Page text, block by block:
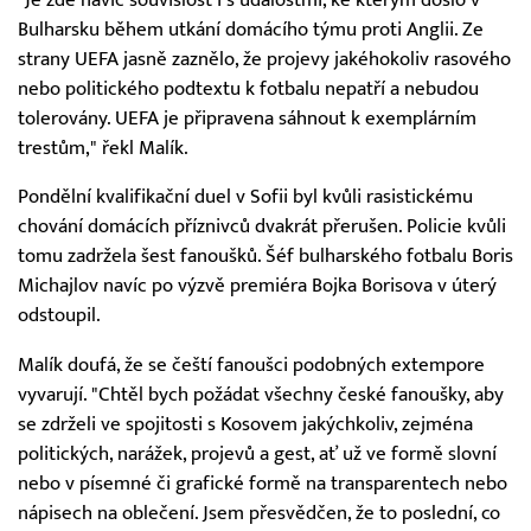
Bulharsku během utkání domácího týmu proti Anglii. Ze
strany UEFA jasně zaznělo, že projevy jakéhokoliv rasového
nebo politického podtextu k fotbalu nepatří a nebudou
tolerovány. UEFA je připravena sáhnout k exemplárním
trestům," řekl Malík.
Pondělní kvalifikační duel v Sofii byl kvůli rasistickému
chování domácích příznivců dvakrát přerušen. Policie kvůli
tomu zadržela šest fanoušků. Šéf bulharského fotbalu Boris
Michajlov navíc po výzvě premiéra Bojka Borisova v úterý
odstoupil.
Malík doufá, že se čeští fanoušci podobných extempore
vyvarují. "Chtěl bych požádat všechny české fanoušky, aby
se zdrželi ve spojitosti s Kosovem jakýchkoliv, zejména
politických, narážek, projevů a gest, ať už ve formě slovní
nebo v písemné či grafické formě na transparentech nebo
nápisech na oblečení. Jsem přesvědčen, že to poslední, co